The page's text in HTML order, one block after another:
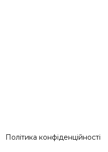
Політика конфіденційності